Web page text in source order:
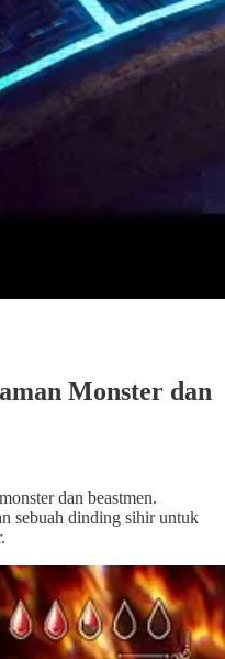
Monster dan
dan beastmen.
sebuah dinding sihir untuk